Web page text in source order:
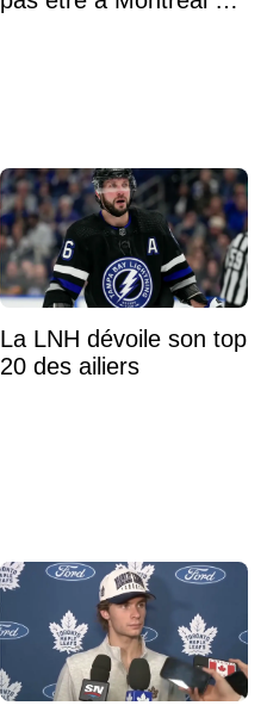
La LNH dévoile son top
20 des ailiers